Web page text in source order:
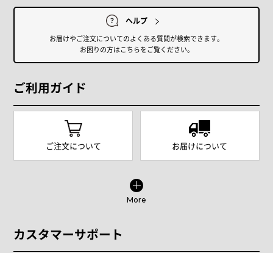
ヘルプ
お届けやご注文についてのよくある質問が検索できます。
お困りの方はこちらをご覧ください。
ご利用ガイド
ご注文について お届けについて
More
カスタマーサポート